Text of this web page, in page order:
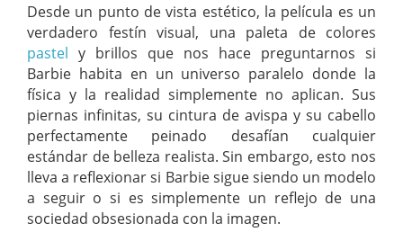
Desde un punto de vista estético, la película es un
verdadero festín visual, una paleta de colores
pastel y brillos que nos hace preguntarnos si
Barbie habita en un universo paralelo donde la
física y la realidad simplemente no aplican. Sus
piernas infinitas, su cintura de avispa y su cabello
perfectamente peinado desafían cualquier
estándar de belleza realista. Sin embargo, esto nos
lleva a reflexionar si Barbie sigue siendo un modelo
a seguir o si es simplemente un reflejo de una
sociedad obsesionada con la imagen.